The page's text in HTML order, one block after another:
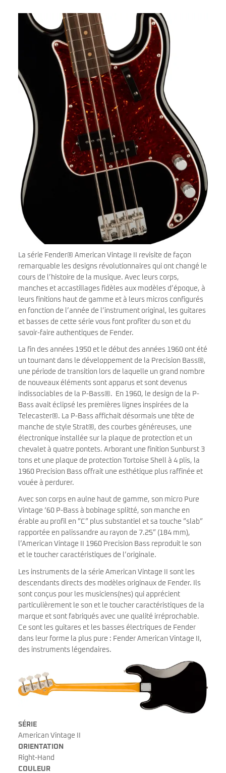
La série Fender® American Vintage II revisite de façon
remarquable les designs révolutionnaires qui ont changé le
cours de l’histoire de la musique. Avec leurs corps,
manches et accastillages fidèles aux modèles d’époque, à
leurs finitions haut de gamme et à leurs micros configurés
en fonction de l’année de l’instrument original, les guitares
et basses de cette série vous font profiter du son et du
savoir-faire authentiques de Fender.
La fin des années 1950 et le début des années 1960 ont été
un tournant dans le développement de la Precision Bass®,
une période de transition lors de laquelle un grand nombre
de nouveaux éléments sont apparus et sont devenus
indissociables de la P-Bass®. En 1960, le design de la P-
Bass avait éclipsé les premières lignes inspirées de la
Telecaster®. La P-Bass affichait désormais une tête de
manche de style Strat®, des courbes généreuses, une
électronique installée sur la plaque de protection et un
chevalet à quatre pontets. Arborant une finition Sunburst 3
tons et une plaque de protection Tortoise Shell à 4 plis, la
1960 Precision Bass offrait une esthétique plus raffinée et
vouée à perdurer.
Avec son corps en aulne haut de gamme, son micro Pure
Vintage ‘60 P-Bass à bobinage splitté, son manche en
érable au profil en ”C” plus substantiel et sa touche ”slab”
rapportée en palissandre au rayon de 7.25” (184 mm),
l’American Vintage II 1960 Precision Bass reproduit le son
et le toucher caractéristiques de l’originale.
Les instruments de la série American Vintage II sont les
descendants directs des modèles originaux de Fender. Ils
sont conçus pour les musiciens(nes) qui apprécient
particulièrement le son et le toucher caractéristiques de la
marque et sont fabriqués avec une qualité irréprochable.
Ce sont les guitares et les basses électriques de Fender
dans leur forme la plus pure : Fender American Vintage II,
des instruments légendaires.
SÉRIE
American Vintage II
ORIENTATION
Right-Hand
COULEUR